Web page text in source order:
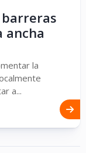
barreras
ancha
la
a...